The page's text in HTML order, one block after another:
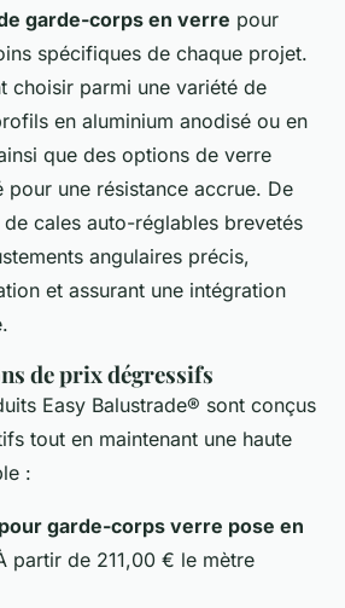
garde-corps en verre pour
spécifiques de chaque projet.
choisir parmi une variété de
en aluminium anodisé ou en
que des options de verre
pour une résistance accrue. De
cales auto-réglables brevetés
angulaires précis,
et assurant une intégration
de prix dégressifs
Easy Balustrade® sont conçus
tout en maintenant une haute
:
garde-corps verre pose en
partir de 211,00 € le mètre